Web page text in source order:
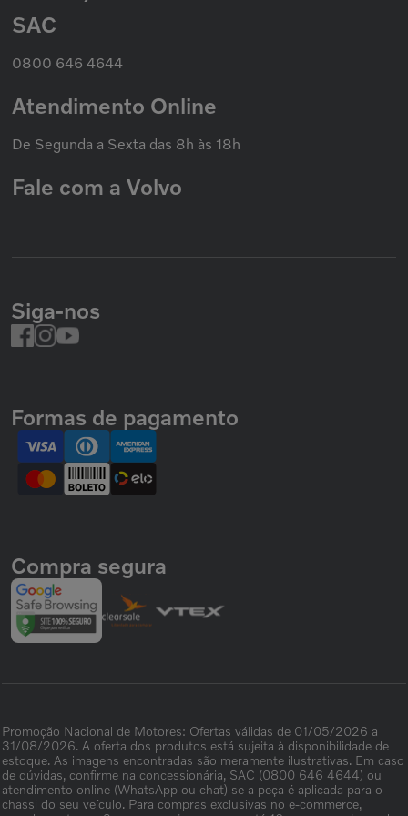
Cookies
Política de Garantias
Volvo Ônibus
Grupo Volvo
Promoção Nacional
SAC
0800 646 4644
Atendimento Online
De Segunda a Sexta das 8h às 18h
Fale com a Volvo
Siga-nos
Formas de pagamento
Compra segura
Promoção Nacional de Motores: Ofertas válidas de 01/05/2026 a
31/08/2026. A oferta dos produtos está sujeita à disponibilidade de
estoque. As imagens encontradas são meramente ilustrativas. Em caso
de dúvidas, confirme na concessionária, SAC (0800 646 4644) ou
atendimento online (WhatsApp ou chat) se a peça é aplicada para o
chassi do seu veículo. Para compras exclusivas no e-commerce,